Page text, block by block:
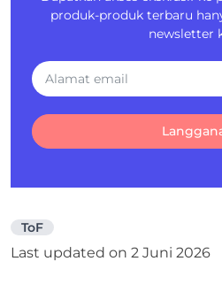
produk-produk terbaru
newsletter
ToF
Last updated on 2 Juni 2026